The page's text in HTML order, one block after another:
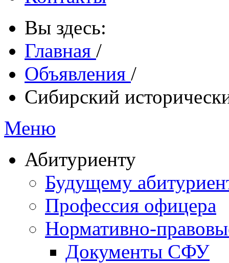
Вы здесь:
Главная /
Объявления /
Сибирский
Меню
Абитуриенту
Будущему
Профессия офицера
Нормативно-
Документы СФУ